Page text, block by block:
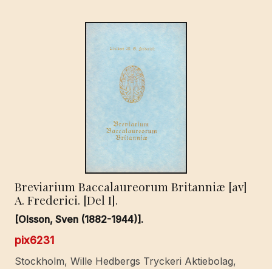
Breviarium Baccalaureorum Britanniæ [av]
A. Frederici. [Del I].
[Olsson, Sven (1882-1944)].
pix6231
Stockholm, Wille Hedbergs Tryckeri Aktiebolag,